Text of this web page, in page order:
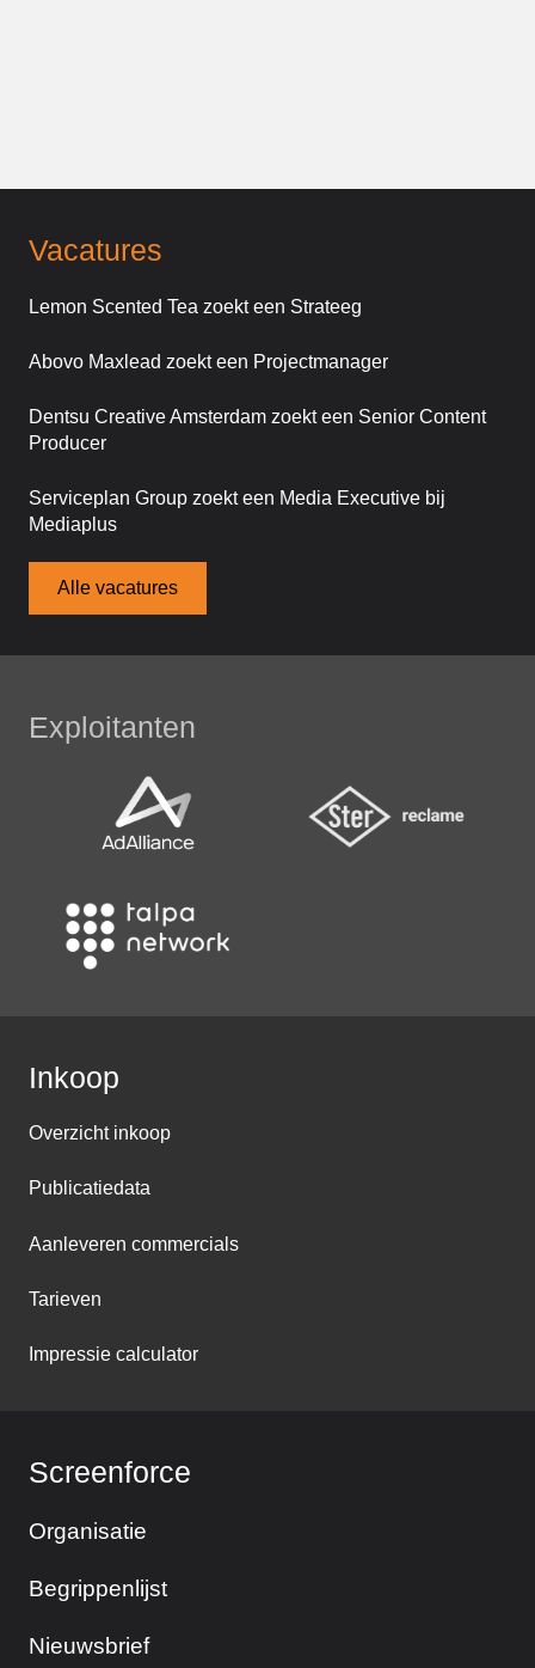
Vacatures
Lemon Scented Tea zoekt een Strateeg
Abovo Maxlead zoekt een Projectmanager
Dentsu Creative Amsterdam zoekt een Senior Content
Producer
Serviceplan Group zoekt een Media Executive bij
Mediaplus
Alle vacatures
Exploitanten
Inkoop
Overzicht inkoop
Publicatiedata
Aanleveren commercials
Tarieven
Impressie calculator
Screenforce
Organisatie
Begrippenlijst
Nieuwsbrief